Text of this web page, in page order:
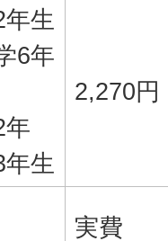
生
6年
年
生
2,270円
実費